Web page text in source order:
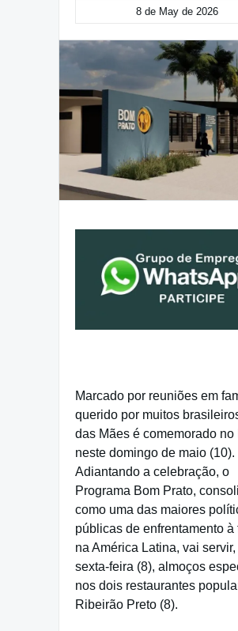
8 de May de 2026
Marcado por reuniões em
querido por muitos
das Mães é comemorado no
neste domingo de maio (10).
Adiantando a celebração, o
Programa Bom Prato,
como uma das maiores
públicas de enfrentamento à
na América Latina, vai servir,
sexta-feira (8), almoços
nos dois restaurantes
Ribeirão Preto (8).